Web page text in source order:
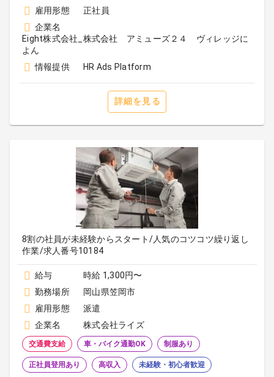
雇用形態
正社員
企業名
Eight株式会社_株式会社 アミューズ２４ ヴィレッジに
よん
情報提供
HR Ads Platform
詳細を見る
8割の社員が未経験からスタート/人気のコツコツ繰り返し
作業/求人番号10184
給与
時給 1,300円〜
勤務場所
岡山県笠岡市
雇用形態
派遣
企業名
株式会社ライズ
交通費支給 車・バイク通勤OK 制服あり
正社員登用あり 高収入 未経験・初心者歓迎